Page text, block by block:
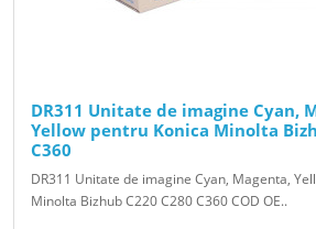
DR311 Unitate de imagine Cyan,
Yellow pentru Konica Minolta
C360
DR311 Unitate de imagine Cyan, Magenta,
Minolta Bizhub C220 C280 C360 COD OE..